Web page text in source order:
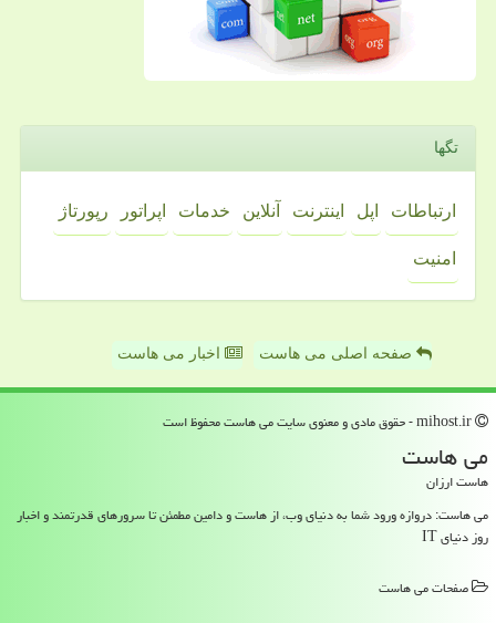
تگها
ارتباطات اپل اینترنت آنلاین خدمات اپراتور رپورتاژ
امنیت
صفحه اصلی می هاست اخبار می هاست
می هاست
هاست ارزان
می هاست: دروازه ورود شما به دنیای وب، از هاست و دامین مطمئن تا سرورهای قدرتمند و اخبار
روز دنیای IT
صفحات می هاست